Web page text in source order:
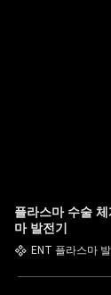
플라스마 수술
마 발전기
ENT 플라스마 발